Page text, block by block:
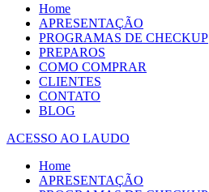
Home
APRESENTAÇÃO
PROGRAMAS DE CHECKUP
PREPAROS
COMO COMPRAR
CLIENTES
CONTATO
BLOG
ACESSO AO LAUDO
Home
APRESENTAÇÃO